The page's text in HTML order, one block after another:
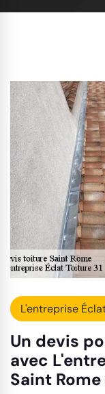
L'entreprise
Un devis
avec
Saint